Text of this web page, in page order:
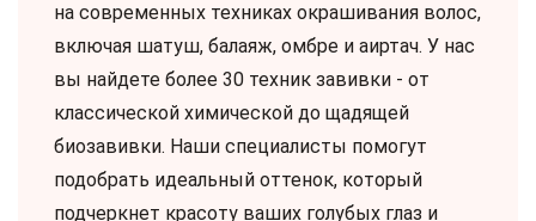
на современных техниках окрашивания волос,
включая шатуш, балаяж, омбре и аиртач. У нас
вы найдете более 30 техник завивки - от
классической химической до щадящей
биозавивки. Наши специалисты помогут
подобрать идеальный оттенок, который
подчеркнет красоту ваших голубых глаз и